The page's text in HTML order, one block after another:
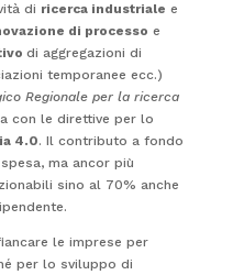
di ricerca industriale e
di processo e
di aggregazioni di
temporanee ecc.)
Regionale per la ricerca
con le direttive per lo
4.0. Il contributo a fondo
ma ancor più
sino al 70% anche
le imprese per
per lo sviluppo di